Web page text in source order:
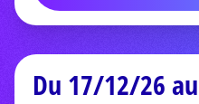
Du 17/12/26